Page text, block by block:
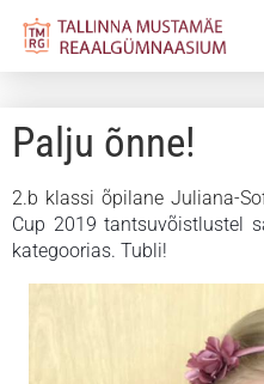
Palju õnne!
2.b klassi õpilane Juliana-
Cup 2019 tantsuvõistlustel
kategoorias. Tubli!